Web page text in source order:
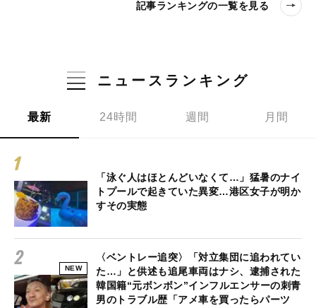
記事ランキングの一覧を見る
ニュースランキング
最新 24時間 週間 月間
「泳ぐ人はほとんどいなくて…」猛暑のナイ
トプールで起きていた異変…港区女子が明か
すその実態
NEW
〈ベントレー追突〉「対立集団に追われてい
た…」と供述も追尾車両はナシ、逮捕された
韓国籍“元ボンボン”インフルエンサーの刺青
男のトラブル歴「アメ車を買ったらパーツ